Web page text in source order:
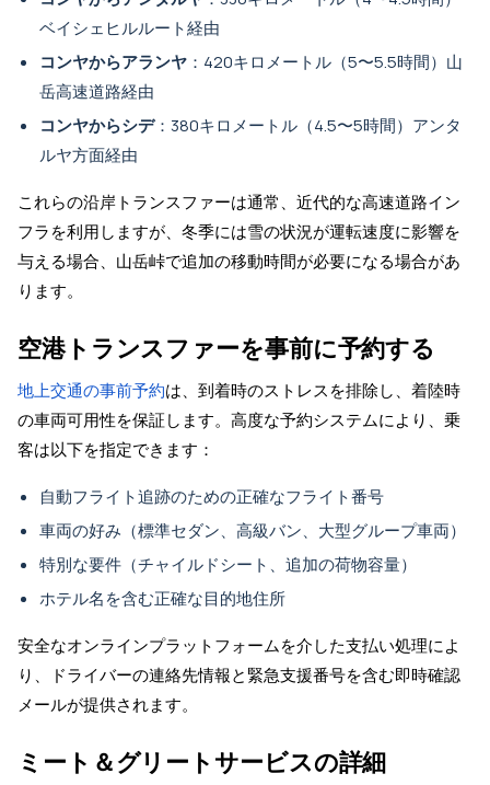
ベイシェヒルルート経由
コンヤからアランヤ ：420キロメートル（5〜5.5時間）山
岳高速道路経由
コンヤからシデ：380キロメートル（4.5〜5時間）アンタ
ルヤ方面経由
これらの沿岸トランスファーは通常、近代的な高速道路イン
フラを利用しますが、冬季には雪の状況が運転速度に影響を
与える場合、山岳峠で追加の移動時間が必要になる場合があ
ります。
空港トランスファーを事前に予約する
地上交通の事前予約は、到着時のストレスを排除し、着陸時
の車両可用性を保証します。高度な予約システムにより、乗
客は以下を指定できます：
自動フライト追跡のための正確なフライト番号
車両の好み（標準セダン、高級バン、大型グループ車両）
特別な要件（チャイルドシート、追加の荷物容量）
ホテル名を含む正確な目的地住所
安全なオンラインプラットフォームを介した支払い処理によ
り、ドライバーの連絡先情報と緊急支援番号を含む即時確認
メールが提供されます。
ミート＆グリートサービスの詳細